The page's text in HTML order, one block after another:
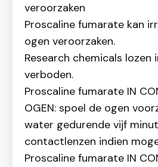
veroorzaken
Proscaline fumarate kan
ogen veroorzaken.
Research chemicals lozen
verboden.
Proscaline fumarate IN
OGEN: spoel de ogen
water gedurende vijf
contactlenzen indien
Proscaline fumarate IN